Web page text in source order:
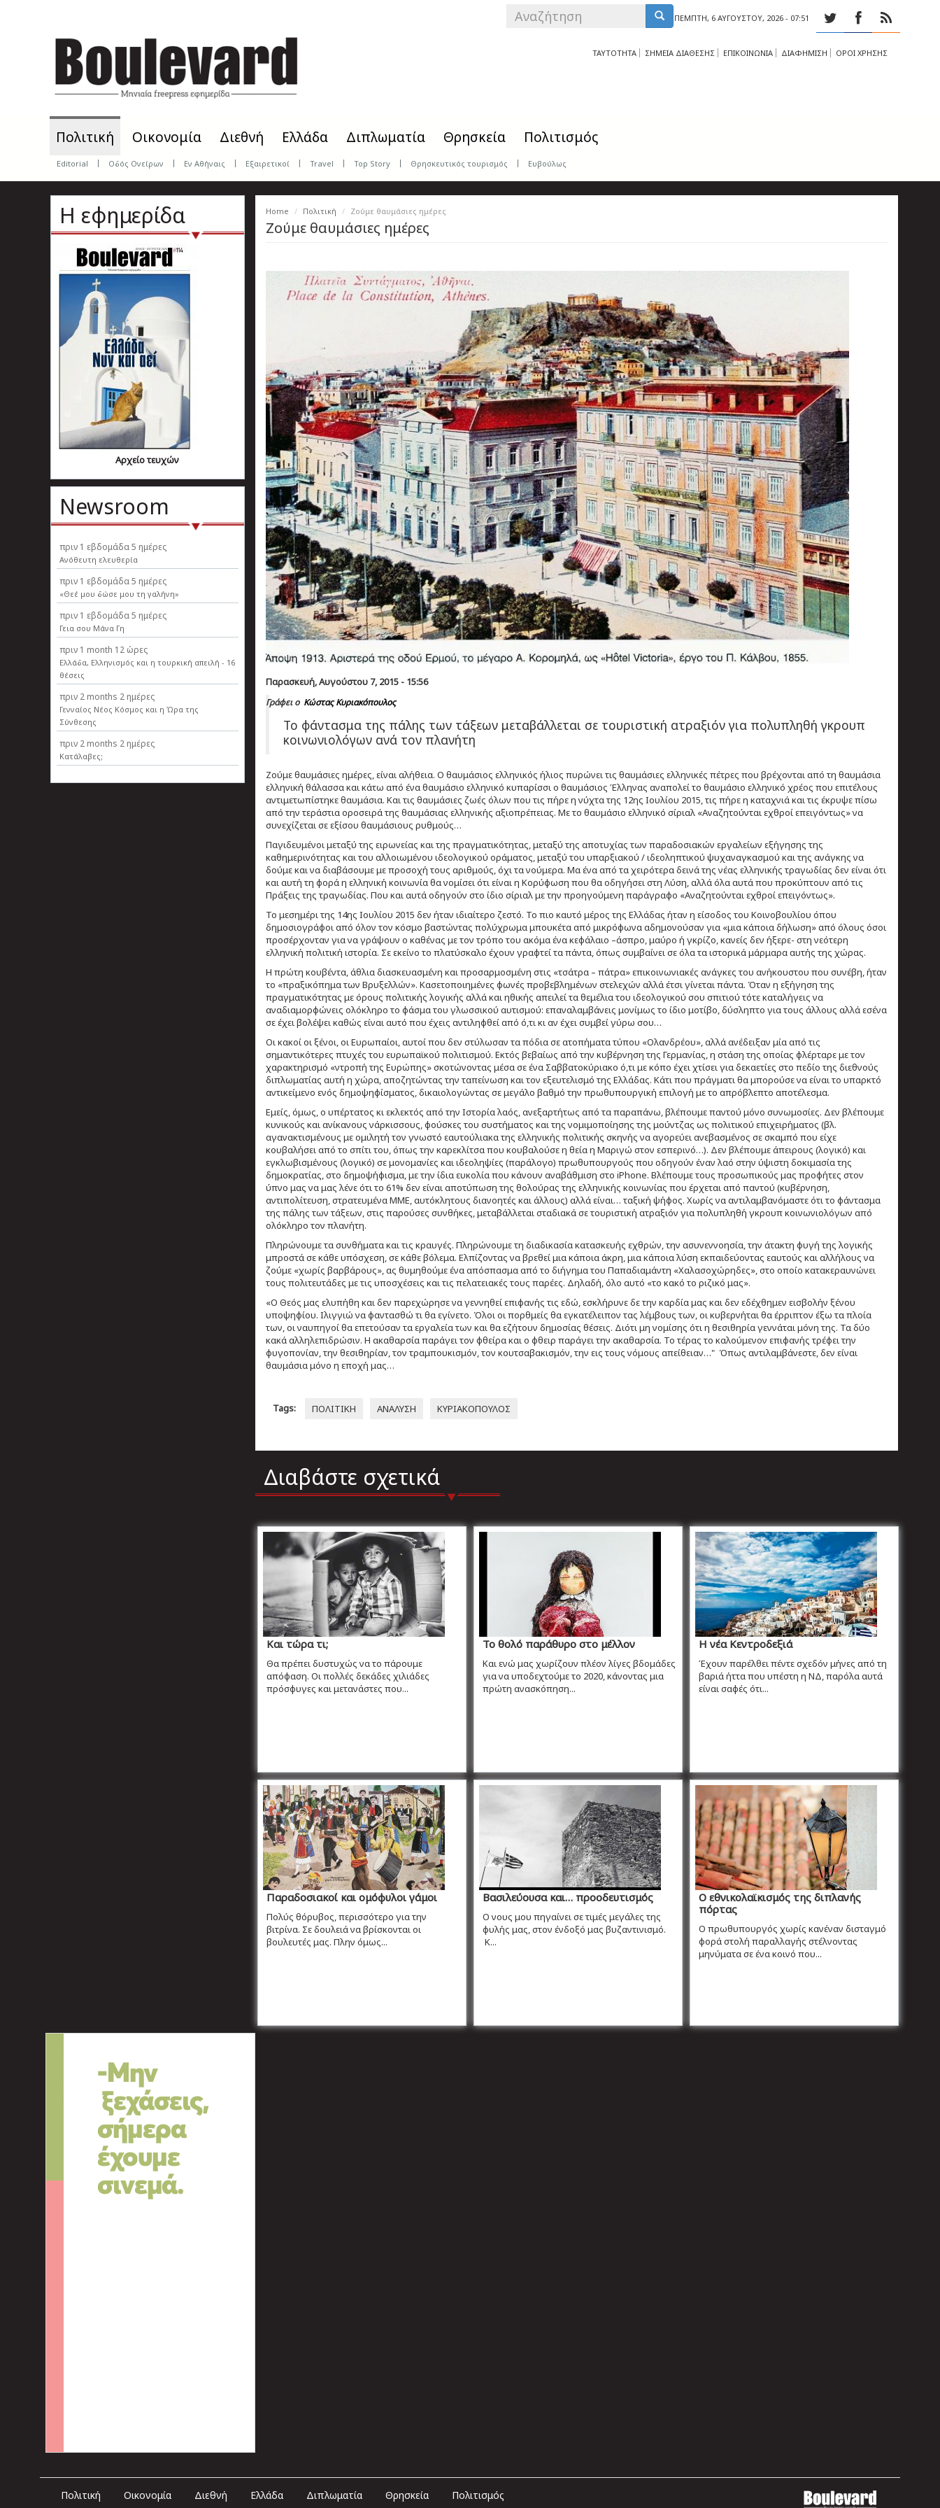
ΠΈΜΠΤΗ, 6 ΑΥΓΟΎΣΤΟΥ, 2026 - 07:51
SEARCH
ΤΑΥΤΟΤΗΤΑ ΣΗΜΕΙΑ ΔΙΑΘΕΣΗΣ ΕΠΙΚΟΙΝΩΝΙΑ ΔΙΑΦΗΜΙΣΗ ΟΡΟΙ ΧΡΗΣΗΣ
Πολιτική Οικονομία Διεθνή Ελλάδα Διπλωματία Θρησκεία Πολιτισμός
Editorial Οδός Ονείρων Εν Αθήναις Εξαιρετικοί Travel Top Story Θρησκευτικός τουρισμός Ευβούλως
Η εφημερίδα
Αρχείο τευχών
Newsroom
πριν 1 εβδομάδα 5 ημέρες
Ανόθευτη ελευθερία
πριν 1 εβδομάδα 5 ημέρες
«Θεέ μου δώσε μου τη γαλήνη»
πριν 1 εβδομάδα 5 ημέρες
Γεια σου Μάνα Γη
πριν 1 month 12 ώρες
Ελλάδα, Ελληνισµός και η τουρκική απειλή - 16
θέσεις
πριν 2 months 2 ημέρες
Γενναίος Νέος Κόσμος και η Ώρα της
Σύνθεσης
πριν 2 months 2 ημέρες
Κατάλαβες;
Home Πολιτική Ζούμε θαυμάσιες ημέρες
Ζούμε θαυμάσιες ημέρες
Παρασκευή, Αυγούστου 7, 2015 - 15:56
Γράφει ο Κώστας Κυριακόπουλος
Το φάντασμα της πάλης των τάξεων μεταβάλλεται σε τουριστική ατραξιόν για πολυπληθή γκρουπ
κοινωνιολόγων ανά τον πλανήτη
Ζούμε θαυμάσιες ημέρες, είναι αλήθεια. Ο θαυμάσιος ελληνικός ήλιος πυρώνει τις θαυμάσιες ελληνικές πέτρες που βρέχονται από τη θαυμάσια
ελληνική θάλασσα και κάτω από ένα θαυμάσιο ελληνικό κυπαρίσσι ο θαυμάσιος Έλληνας αναπολεί το θαυμάσιο ελληνικό χρέος που επιτέλους
αντιμετωπίστηκε θαυμάσια. Και τις θαυμάσιες ζωές όλων που τις πήρε η νύχτα της 12ης Ιουλίου 2015, τις πήρε η καταχνιά και τις έκρυψε πίσω
από την τεράστια οροσειρά της θαυμάσιας ελληνικής αξιοπρέπειας. Με το θαυμάσιο ελληνικό σίριαλ «Αναζητούνται εχθροί επειγόντως» να
συνεχίζεται σε εξίσου θαυμάσιους ρυθμούς…
Παγιδευμένοι μεταξύ της ειρωνείας και της πραγματικότητας, μεταξύ της αποτυχίας των παραδοσιακών εργαλείων εξήγησης της
καθημερινότητας και του αλλοιωμένου ιδεολογικού οράματος, μεταξύ του υπαρξιακού / ιδεοληπτικού ψυχαναγκασμού και της ανάγκης να
δούμε και να διαβάσουμε με προσοχή τους αριθμούς, όχι τα νούμερα. Μα ένα από τα χειρότερα δεινά της νέας ελληνικής τραγωδίας δεν είναι ότι
και αυτή τη φορά η ελληνική κοινωνία θα νομίσει ότι είναι η Κορύφωση που θα οδηγήσει στη Λύση, αλλά όλα αυτά που προκύπτουν από τις
Πράξεις της τραγωδίας. Που και αυτά οδηγούν στο ίδιο σίριαλ με την προηγούμενη παράγραφο «Αναζητούνται εχθροί επειγόντως».
Το μεσημέρι της 14ης Ιουλίου 2015 δεν ήταν ιδιαίτερο ζεστό. Το πιο καυτό μέρος της Ελλάδας ήταν η είσοδος του Κοινοβουλίου όπου
δημοσιογράφοι από όλον τον κόσμο βαστώντας πολύχρωμα μπουκέτα από μικρόφωνα αδημονούσαν για «μια κάποια δήλωση» από όλους όσοι
προσέρχονταν για να γράψουν ο καθένας με τον τρόπο του ακόμα ένα κεφάλαιο –άσπρο, μαύρο ή γκρίζο, κανείς δεν ήξερε- στη νεότερη
ελληνική πολιτική ιστορία. Σε εκείνο το πλατύσκαλο έχουν γραφτεί τα πάντα, όπως συμβαίνει σε όλα τα ιστορικά μάρμαρα αυτής της χώρας.
Η πρώτη κουβέντα, άθλια διασκευασμένη και προσαρμοσμένη στις «τσάτρα – πάτρα» επικοινωνιακές ανάγκες του ανήκουστου που συνέβη, ήταν
το «πραξικόπημα των Βρυξελλών». Κασετοποιημένες φωνές προβεβλημένων στελεχών αλλά έτσι γίνεται πάντα. Όταν η εξήγηση της
πραγματικότητας με όρους πολιτικής λογικής αλλά και ηθικής απειλεί τα θεμέλια του ιδεολογικού σου σπιτιού τότε καταλήγεις να
αναδιαμορφώνεις ολόκληρο το φάσμα του γλωσσικού αυτισμού: επαναλαμβάνεις μονίμως το ίδιο μοτίβο, δύσληπτο για τους άλλους αλλά εσένα
σε έχει βολέψει καθώς είναι αυτό που έχεις αντιληφθεί από ό,τι κι αν έχει συμβεί γύρω σου…
Οι κακοί οι ξένοι, οι Ευρωπαίοι, αυτοί που δεν στύλωσαν τα πόδια σε ατοπήματα τύπου «Ολανδρέου», αλλά ανέδειξαν μία από τις
σημαντικότερες πτυχές του ευρωπαϊκού πολιτισμού. Εκτός βεβαίως από την κυβέρνηση της Γερμανίας, η στάση της οποίας φλέρταρε με τον
χαρακτηρισμό «ντροπή της Ευρώπης» σκοτώνοντας μέσα σε ένα Σαββατοκύριακο ό,τι με κόπο έχει χτίσει για δεκαετίες στο πεδίο της διεθνούς
διπλωματίας αυτή η χώρα, αποζητώντας την ταπείνωση και τον εξευτελισμό της Ελλάδας. Κάτι που πράγματι θα μπορούσε να είναι το υπαρκτό
αντικείμενο ενός δημοψηφίσματος, δικαιολογώντας σε μεγάλο βαθμό την πρωθυπουργική επιλογή με το απρόβλεπτο αποτέλεσμα.
Εμείς, όμως, ο υπέρτατος κι εκλεκτός από την Ιστορία λαός, ανεξαρτήτως από τα παραπάνω, βλέπουμε παντού μόνο συνωμοσίες. Δεν βλέπουμε
κυνικούς και ανίκανους νάρκισσους, φούσκες του συστήματος και της νομιμοποίησης της μούντζας ως πολιτικού επιχειρήματος (βλ.
αγανακτισμένους με ομιλητή τον γνωστό εαυτούλιακα της ελληνικής πολιτικής σκηνής να αγορεύει ανεβασμένος σε σκαμπό που είχε
κουβαλήσει από το σπίτι του, όπως την καρεκλίτσα που κουβαλούσε η θεία η Μαριγώ στον εσπερινό…). Δεν βλέπουμε άπειρους (λογικό) και
εγκλωβισμένους (λογικό) σε μονομανίες και ιδεοληψίες (παράλογο) πρωθυπουργούς που οδηγούν έναν λαό στην ύψιστη δοκιμασία της
δημοκρατίας, στο δημοψήφισμα, με την ίδια ευκολία που κάνουν αναβάθμιση στο iPhone. Βλέπουμε τους προσωπικούς μας προφήτες στον
ύπνο μας να μας λένε ότι το 61% δεν είναι αποτύπωση της θολούρας της ελληνικής κοινωνίας που έρχεται από παντού (κυβέρνηση,
αντιπολίτευση, στρατευμένα ΜΜΕ, αυτόκλητους διανοητές και άλλους) αλλά είναι… ταξική ψήφος. Χωρίς να αντιλαμβανόμαστε ότι το φάντασμα
της πάλης των τάξεων, στις παρούσες συνθήκες, μεταβάλλεται σταδιακά σε τουριστική ατραξιόν για πολυπληθή γκρουπ κοινωνιολόγων από
ολόκληρο τον πλανήτη.
Πληρώνουμε τα συνθήματα και τις κραυγές. Πληρώνουμε τη διαδικασία κατασκευής εχθρών, την ασυνεννοησία, την άτακτη φυγή της λογικής
μπροστά σε κάθε υπόσχεση, σε κάθε βόλεμα. Ελπίζοντας να βρεθεί μια κάποια άκρη, μια κάποια λύση εκπαιδεύοντας εαυτούς και αλλήλους να
ζούμε «χωρίς βαρβάρους», ας θυμηθούμε ένα απόσπασμα από το διήγημα του Παπαδιαμάντη «Χαλασοχώρηδες», στο οποίο κατακεραυνώνει
τους πολιτευτάδες με τις υποσχέσεις και τις πελατειακές τους παρέες. Δηλαδή, όλο αυτό «το κακό το ριζικό μας».
«Ο Θεός μας ελυπήθη και δεν παρεχώρησε να γεννηθεί επιφανής τις εδώ, εσκλήρυνε δε την καρδία μας και δεν εδέχθημεν εισβολήν ξένου
υποψηφίου. Ιλιγγιώ να φαντασθώ τι θα εγίνετο. Όλοι οι πορθμείς θα εγκατέλειπον τας λέμβους των, οι κυβερνήται θα έρριπτον έξω τα πλοία
των, οι ναυπηγοί θα επετούσαν τα εργαλεία των και θα εζήτουν δημοσίας θέσεις. Διότι μη νομίσης ότι η θεσιθηρία γεννάται μόνη της. Τα δύο
κακά αλληλεπιδρώσιν. Η ακαθαρσία παράγει τον φθείρα και ο φθειρ παράγει την ακαθαρσία. Το τέρας το καλούμενον επιφανής τρέφει την
φυγοπονίαν, την θεσιθηρίαν, τον τραμπουκισμόν, τον κουτσαβακισμόν, την εις τους νόμους απείθειαν…" Όπως αντιλαμβάνεστε, δεν είναι
θαυμάσια μόνο η εποχή μας…
Tags: ΠΟΛΙΤΙΚΗ ΑΝΑΛΥΣΗ ΚΥΡΙΑΚΟΠΟΥΛΟΣ
Διαβάστε σχετικά
Και τώρα τι;
Θα πρέπει δυστυχώς να το πάρουμε
απόφαση. Οι πολλές δεκάδες χιλιάδες
πρόσφυγες και μετανάστες που...
Το θολό παράθυρο στο μέλλον
Και ενώ μας χωρίζουν πλέον λίγες βδομάδες
για να υποδεχτούμε το 2020, κάνοντας μια
πρώτη ανασκόπηση...
Η νέα Κεντροδεξιά
Έχουν παρέλθει πέντε σχεδόν μήνες από τη
βαριά ήττα που υπέστη η ΝΔ, παρόλα αυτά
είναι σαφές ότι...
Παραδοσιακοί και ομόφυλοι γάμοι
Πολύς θόρυβος, περισσότερο για την
βιτρίνα. Σε δουλειά να βρίσκονται οι
βουλευτές μας. Πλην όμως...
Βασιλεύουσα και… προοδευτισμός
Ο νους μου πηγαίνει σε τιμές μεγάλες της
φυλής μας, στον ένδοξό μας βυζαντινισμό.
Κ...
Ο εθνικολαϊκισμός της διπλανής
πόρτας
Ο πρωθυπουργός χωρίς κανέναν δισταγμό
φορά στολή παραλλαγής στέλνοντας
μηνύματα σε ένα κοινό που...
Πολιτική Οικονομία Διεθνή Ελλάδα Διπλωματία Θρησκεία Πολιτισμός